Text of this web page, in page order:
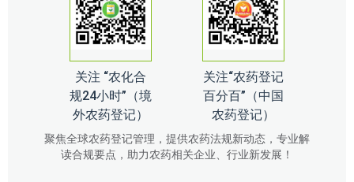
关注 “农化合
规24小时”（境
外农药登记）
关注“农药登记
百分百”（中国
农药登记）
聚焦全球农药登记管理，提供农药法规新动态，专业解
读合规要点，助力农药相关企业、行业新发展！